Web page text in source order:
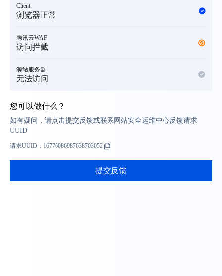
Client
浏览器正常
腾讯云WAF
访问拦截
源站服务器
无法访问
您可以做什么？
如有疑问，请点击提交反馈或联系网站安全运维中心反馈请求
UUID
请求UUID： 16776086987638703052
提交反馈